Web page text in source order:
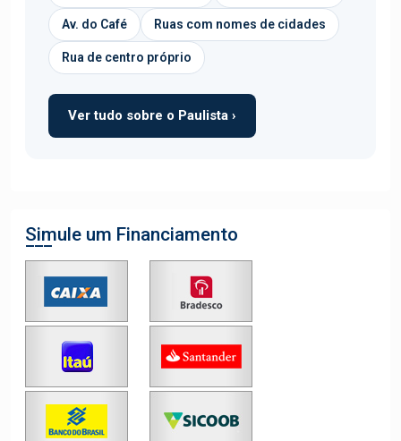
Av. do Café Ruas com nomes de cidades
Rua de centro próprio
Ver tudo sobre o Paulista ›
Simule um Financiamento